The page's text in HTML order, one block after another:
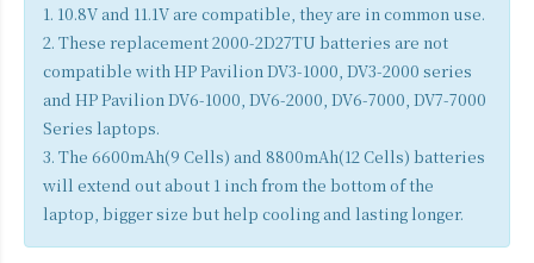
1. 10.8V and 11.1V are compatible, they are in common use.
2. These replacement 2000-2D27TU batteries are not
compatible with HP Pavilion DV3-1000, DV3-2000 series
and HP Pavilion DV6-1000, DV6-2000, DV6-7000, DV7-7000
Series laptops.
3. The 6600mAh(9 Cells) and 8800mAh(12 Cells) batteries
will extend out about 1 inch from the bottom of the
laptop, bigger size but help cooling and lasting longer.